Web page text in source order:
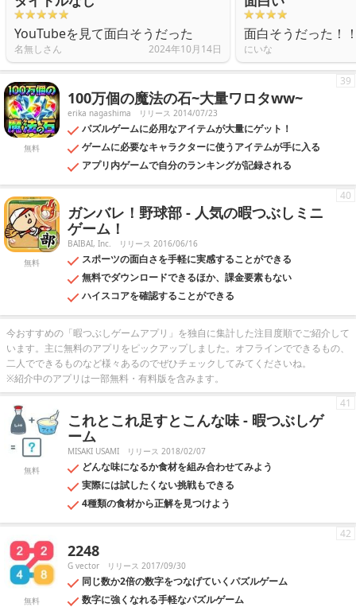
YouTubeを見て面白そうだった
名無しさん 2024年10月14日
面白そうだった！
にいな
無料
100万個の魔法の石~大量ワロタww~
erika nagashima リリース 2014/07/23
パズルゲームに必用なアイテムが大量にゲット！
ゲームに必要なキャラクターに使うアイテムが手に入る
アプリ内ゲームで自分のランキングが記録される
39
無料
ガンバレ！野球部 - 人気の暇つぶしミニ
ゲーム！
BAIBAI, Inc. リリース 2016/06/16
スポーツの面白さを手軽に実感することができる
無料でダウンロードできるほか、課金要素もない
ハイスコアを確認することができる
40
今おすすめの「暇つぶしゲームアプリ」を独自に集計した注目度順でご紹介して
います。主に無料のアプリをピックアップしました。オフラインでできるもの、
二人でできるものなど様々あるのでぜひチェックしてみてくださいね。
※紹介中のアプリは一部無料・有料版を含みます。
無料
これとこれ足すとこんな味 - 暇つぶしゲ
ーム
MISAKI USAMI リリース 2018/02/07
どんな味になるか食材を組み合わせてみよう
実際には試したくない挑戦もできる
4種類の食材から正解を見つけよう
41
無料
2248
G vector リリース 2017/09/30
同じ数か2倍の数字をつなげていくパズルゲーム
数字に強くなれる手軽なパズルゲーム
42